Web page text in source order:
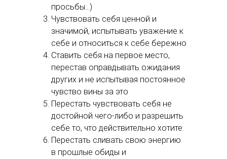
просьбы…)
Чувствовать себя ценной и
значимой, испытывать уважение к
себе и относиться к себе бережно
Ставить себя на первое место,
перестав оправдывать ожидания
других и не испытывая постоянное
чувство вины за это
Перестать чувствовать себя не
достойной чего-либо и разрешить
себе то, что действительно хотите.
Перестать сливать свою энергию
в прошлые обиды и